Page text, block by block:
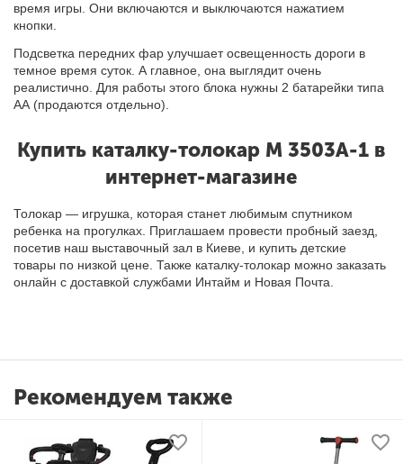
время игры. Они включаются и выключаются нажатием
кнопки
Подсветка передних фар улучшает освещенность дороги в
темное время суток. А главное, она выглядит очень
реалистично. Для работы этого блока нужны 2 батарейки типа
АА (продаются отдельно).
Купить каталку-толокар M 3503A-1 в
интернет-магазине
Толокар — игрушка, которая станет любимым спутником
ребенка на прогулках. Приглашаем провести пробный заезд,
посетив наш выставочный зал в Киеве и купить детские
товары по низкой цене. Также каталку-толокар можно заказать
онлайн с доставкой службами Интайм и Новая Почта.
Рекомендуем также